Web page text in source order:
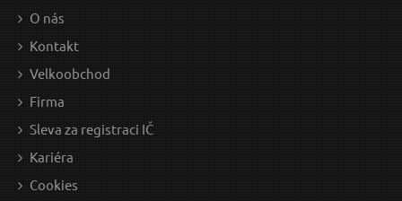
O nás
Kontakt
Velkoobchod
Firma
Sleva za registraci IČ
Kariéra
Cookies